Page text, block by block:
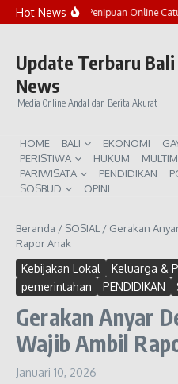
Lewati ke konten
Hot NewsMarak Penipuan Online
Update Terbaru
News
Media Online Andal dan Berita Akurat
HOME BALI EKONOMI
PERISTIWA
HUKUM
PARIWISATA
PENDIDIKAN
SOSBUD
OPINI
Beranda / SOSIAL / Gerakan
Rapor Anak
Kebijakan Lokal Keluarga &
pemerintahan
PENDIDIKAN
Gerakan Anyar
Wajib Ambil
Januari 10, 2026